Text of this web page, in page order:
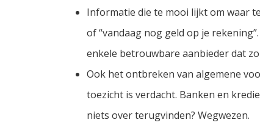
Informatie die te mooi lijkt om waar
of “vandaag nog geld op je
enkele betrouwbare aanbieder dat
Ook het ontbreken van algemene
toezicht is verdacht. Banken en
niets over terugvinden? Wegwezen.